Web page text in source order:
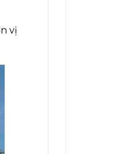
vị